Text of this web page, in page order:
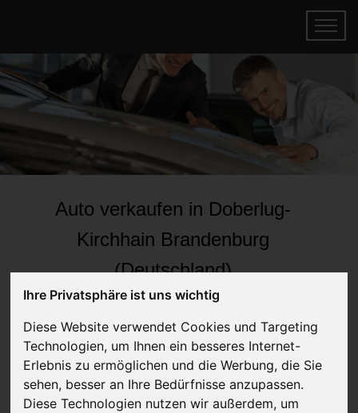
Ihre Privatsphäre ist uns wichtig
Diese Website verwendet Cookies und Targeting
Technologien, um Ihnen ein besseres Internet-
Erlebnis zu ermöglichen und die Werbung, die Sie
sehen, besser an Ihre Bedürfnisse anzupassen.
Diese Technologien nutzen wir außerdem, um
Auto verkaufen in Doberlug-
Kirchhain Brandenburg
(Deutschland)
Online Auto verkaufen & gratis abholen
Auf Wunsch sofort Geld für Ihr Auto erhalten